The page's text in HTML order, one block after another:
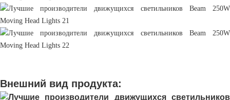
Внешний вид продукта: